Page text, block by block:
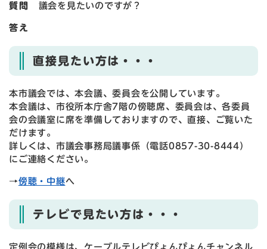
質問 議会を見たいのですが ？
答え
直接見たい方は・・・
本市議会では、本会議、委員会を公開しています。
本会議は、市役所本庁舎7階の傍聴席、委員会は、各委員
会の会議室に席を準備しておりますので、直接、ご覧いた
だけます。
詳しくは、市議会事務局議事係（電話0857-30-8444）
にご連絡ください。
→傍聴・中継へ
テレビで見たい方は・・・
定例会の模様は、ケーブルテレビぴょんぴょんチャンネル